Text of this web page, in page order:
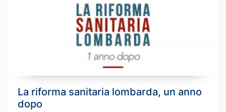
La riforma sanitaria lombarda, un anno
dopo